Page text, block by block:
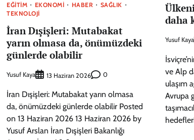
EĞITIM EKONOMI HABER
SAĞLIK
TEKNOLOJI
İran Dışişleri: Mutabakat
yarın olmasa da, önümüzdeki
günlerde olabilir
Yusuf Kaya 13 Haziran 2026 0
İran Dışişleri: Mutabakat yarın olmasa
da, önümüzdeki günlerde olabilir Posted
on 13 Haziran 2026 13 Haziran 2026 by
Yusuf Arslan İran Dışişleri Bakanlığı
daha
Yusuf Kaya
ve Alp
ulaşım
Avrupa